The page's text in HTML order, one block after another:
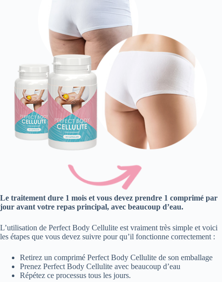
Le traitement dure 1 mois et vous devez prendre 1 comprimé par
jour avant votre repas principal, avec beaucoup d’eau.
L’utilisation de Perfect Body Cellulite est vraiment très simple et voici
les étapes que vous devez suivre pour qu’il fonctionne correctement :
Retirez un comprimé Perfect Body Cellulite de son emballage
Prenez Perfect Body Cellulite avec beaucoup d’eau
Répétez ce processus tous les jours.